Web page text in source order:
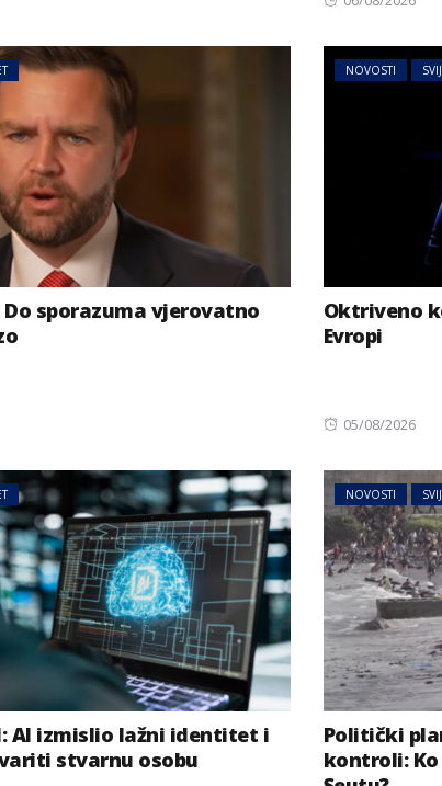
Do sporazuma vjerovatno
NOVOSTI
Oktriveno
Evropi
Posted
05/08/2026
AI izmislio lažni identitet i
stvarnu osobu
NOVOSTI
Politički
kontroli: